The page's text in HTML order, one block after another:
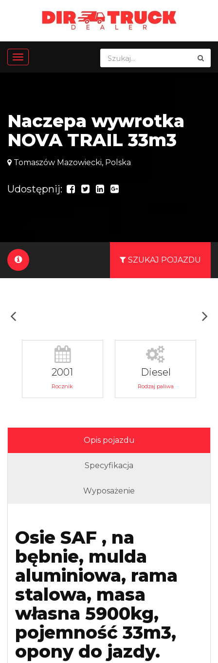
Naczepa wywrotka
NOVA TRAIL 33m3
Tomaszów Mazowiecki, Polska
Udostępnij:
SZUKAJ POJAZDU
2001
Rocznik
Diesel
Rodzaj paliwa
Opis pojazdu
Specyfikacja
Wyposażenie
Osie SAF , na
bębnie, mulda
aluminiowa, rama
stalowa, masa
własna 5900kg,
pojemność 33m3,
opony do jazdy.